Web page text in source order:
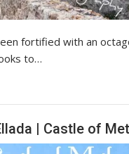
fortified with an
to…
| Castle of